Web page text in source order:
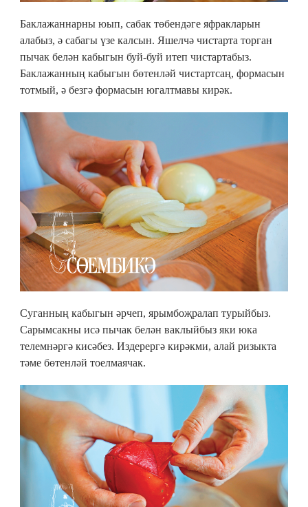
Баклажаннарны юып, сабак төбендәге яфракларын
алабыз, ә сабагы үзе калсын. Яшелчә чистарта торган
пычак белән кабыгын буй-буй итеп чистартабыз.
Баклажанның кабыгын бөтенләй чистартсаң, формасын
тотмый, ә безгә формасын югалтмавы кирәк.
Суганның кабыгын әрчеп, ярымбоҗралап турыйбыз.
Сарымсакны исә пычак белән ваклыйбыз яки юка
телемнәргә кисәбез. Издерергә кирәкми, алай ризыкта
тәме бөтенләй тоелмаячак.